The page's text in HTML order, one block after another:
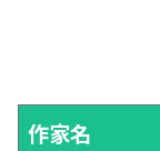
作家名